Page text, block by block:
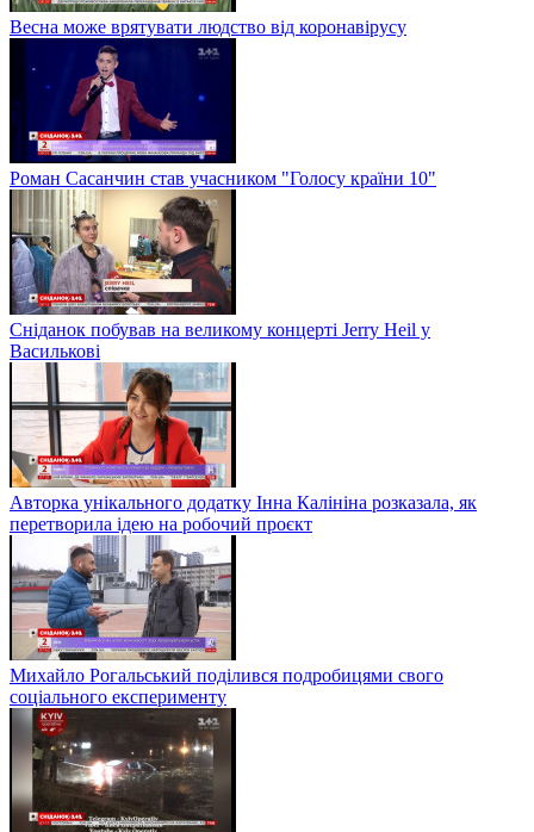
Весна може врятувати людство від коронавірусу
Роман Сасанчин став учасником "Голосу країни 10"
Сніданок побував на великому концерті Jerry Heil у
Василькові
Авторка унікального додатку Інна Калініна розказала, як
перетворила ідею на робочий проєкт
Михайло Рогальський поділився подробицями свого
соціального експерименту